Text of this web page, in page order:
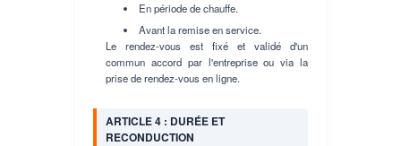
En période de chauffe.
Avant la remise en service.
Le rendez-vous est fixé et validé d'un
commun accord par l'entreprise ou via la
prise de rendez-vous en ligne.
ARTICLE 4 : DURÉE ET
RECONDUCTION